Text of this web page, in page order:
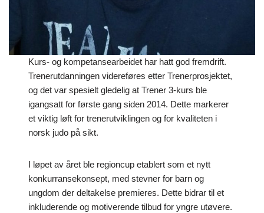
Kurs- og kompetansearbeidet har hatt god fremdrift.
Trenerutdanningen videreføres etter Trenerprosjektet,
og det var spesielt gledelig at Trener 3‑kurs ble
igangsatt for første gang siden 2014. Dette markerer
et viktig løft for trenerutviklingen og for kvaliteten i
norsk judo på sikt.
I løpet av året ble regioncup etablert som et nytt
konkurransekonsept, med stevner for barn og
ungdom der deltakelse premieres. Dette bidrar til et
inkluderende og motiverende tilbud for yngre utøvere.